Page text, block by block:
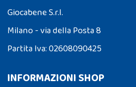
Giocabene S.r.l.
Milano - via della Posta 8
Partita Iva: 02608090425
INFORMAZIONI SHOP